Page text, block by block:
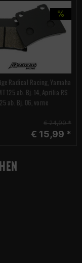
Radical Racing, Yamaha
125 ab. Bj. 14, Aprilia RS
ab. Bj. 06, vorne
€ 24,99 *
€ 15,99 *